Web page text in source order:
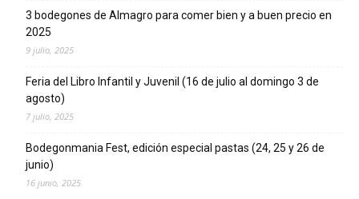
3 bodegones de Almagro para comer bien y a buen precio en
2025
9 julio, 2025
Feria del Libro Infantil y Juvenil (16 de julio al domingo 3 de
agosto)
7 julio, 2025
Bodegonmania Fest, edición especial pastas (24, 25 y 26 de
junio)
16 junio, 2025